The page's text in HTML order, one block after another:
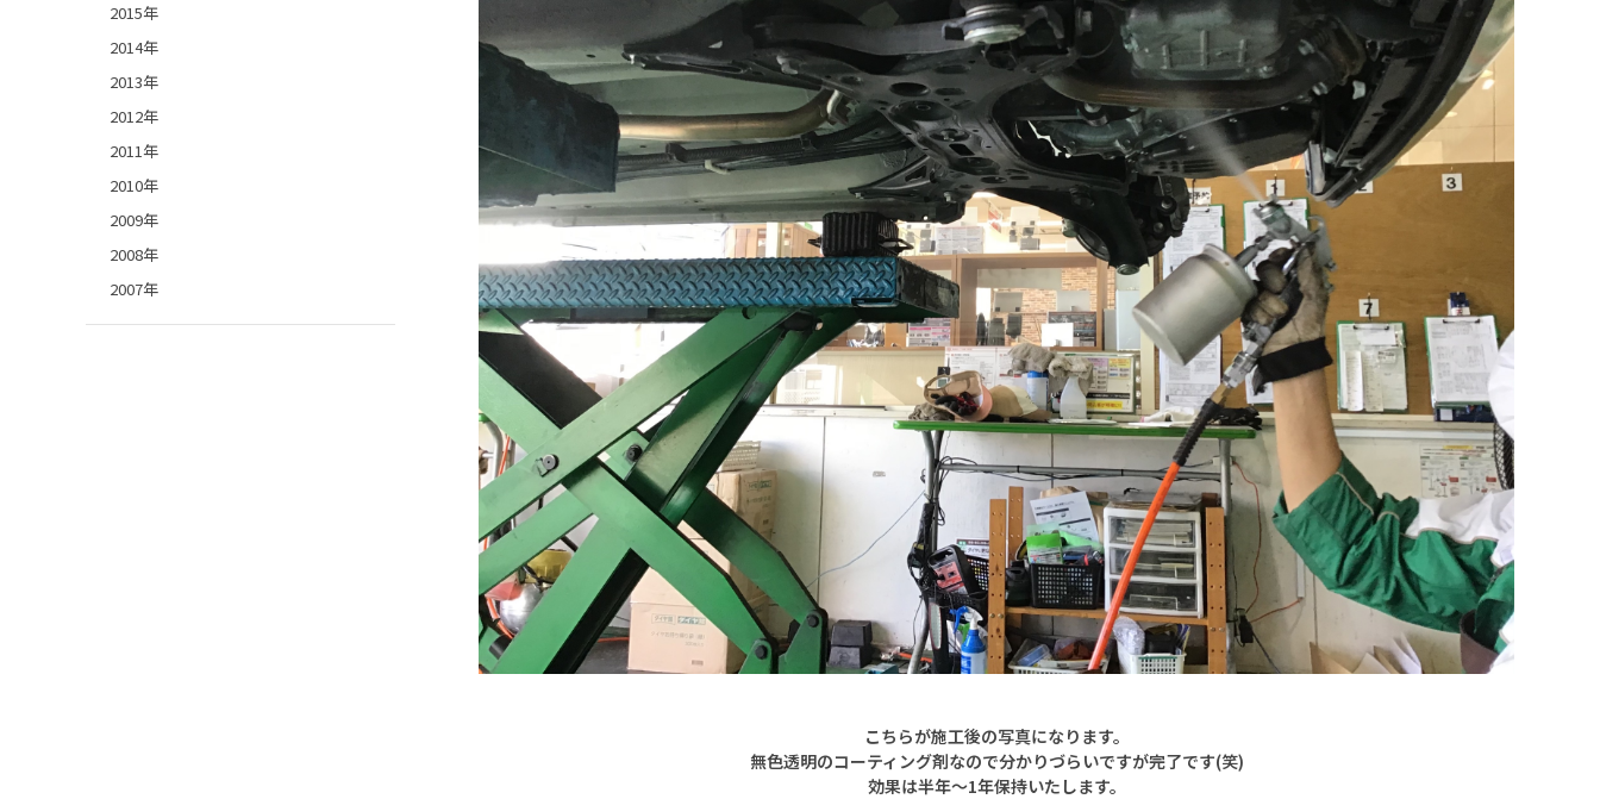
こちらが施工後の写真になります。
無色透明のコーティング剤なので分かりづらいですが完了です(笑)
効果は半年～1年保持いたします。
2015年
2014年
2013年
2012年
2011年
2010年
2009年
2008年
2007年